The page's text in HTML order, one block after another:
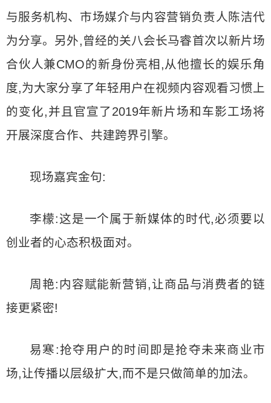
与服务机构、市场媒介与内容营销负责人陈洁代
为分享。另外,曾经的关八会长马睿首次以新片场
合伙人兼CMO的新身份亮相,从他擅长的娱乐角
度,为大家分享了年轻用户在视频内容观看习惯上
的变化,并且官宣了2019年新片场和车影工场将
开展深度合作、共建跨界引擎。
现场嘉宾金句:
李檬:这是一个属于新媒体的时代,必须要以
创业者的心态积极面对。
周艳:内容赋能新营销,让商品与消费者的链
接更紧密!
易寒:抢夺用户的时间即是抢夺未来商业市
场,让传播以层级扩大,而不是只做简单的加法。